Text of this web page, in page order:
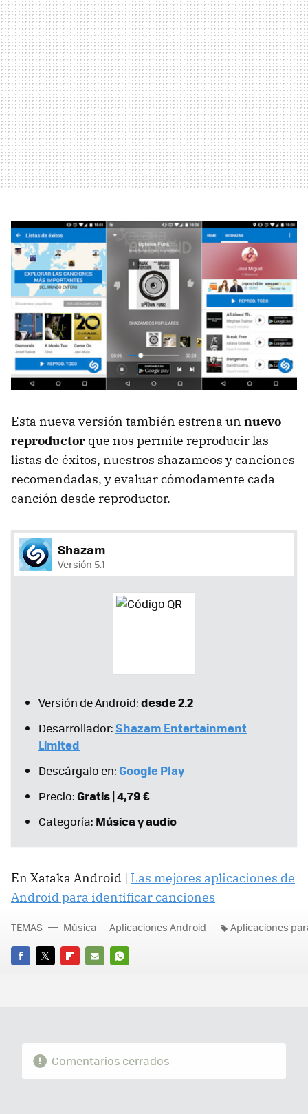
Esta nueva versión también estrena un nuevo
reproductor que nos permite reproducir las
listas de éxitos, nuestros shazameos y canciones
recomendadas, y evaluar cómodamente cada
canción desde reproductor.
Shazam
Versión 5.1
Versión de Android:desde 2.2
Desarrollador:Shazam Entertainment
Limited
Descárgalo en: Google Play
Precio:Gratis | 4,79 €
Categoría: Música y audio
En Xataka Android | Las mejores aplicaciones de
Android para identificar canciones
FACEBOOK
TWITTERFLIPBOARD
E-
WHATSAPP
TEMAS Música Aplicaciones Android Aplicaciones
Comentarios cerrados